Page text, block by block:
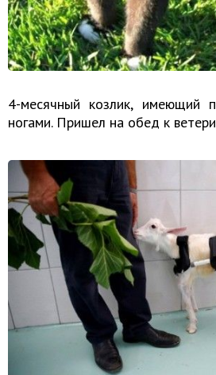
4-месячный козлик, имеющий
ногами. Пришел на обед к